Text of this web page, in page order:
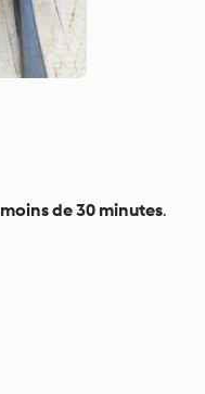
moins de 30 minutes.